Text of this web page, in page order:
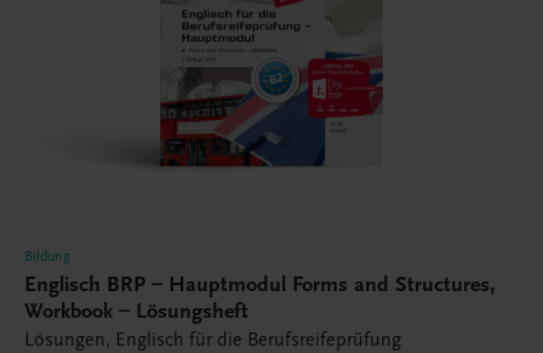
Bildung
Englisch BRP – Hauptmodul Forms and Structures,
Workbook – Lösungsheft
Lösungen, Englisch für die Berufsreifeprüfung